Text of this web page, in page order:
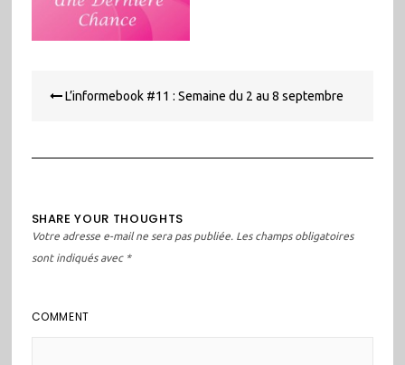
de L’informebook #11 : Semaine du 2 au 8 septembre
SHARE YOUR THOUGHTS
Votre adresse e-mail ne sera pas publiée. Les champs obligatoires
sont indiqués avec *
COMMENT